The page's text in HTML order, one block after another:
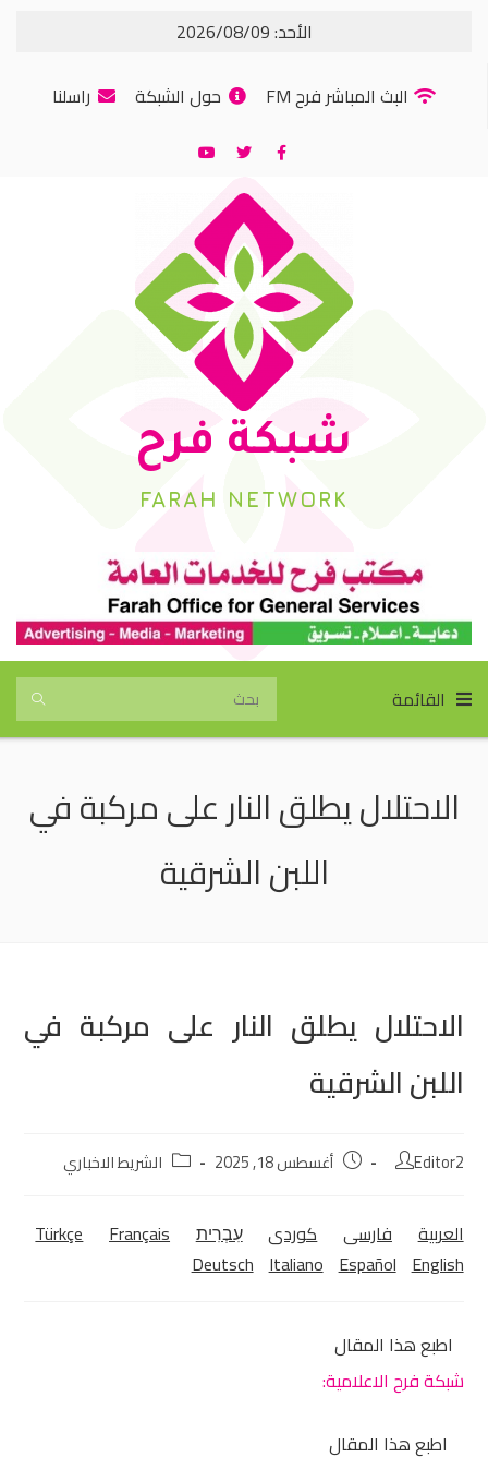
الأحد: 2026/08/09
البث المباشر فرح FM
حول الشبكة راسلنا
شبكة فرح
FARAH NETWORK
القائمة
الاحتلال يطلق النار على مركبة في
اللبن الشرقية
الاحتلال يطلق النار على مركبة في
اللبن الشرقية
Editor2 أغسطس 18, 2025 الشريط الاخباري
العربية فارسی كوردی‎ עִבְרִית Türkçe
Français
Deutsch Italiano Español English
اطبع هذا المقال
شبكة فرح الاعلامية:
اطبع هذا المقال